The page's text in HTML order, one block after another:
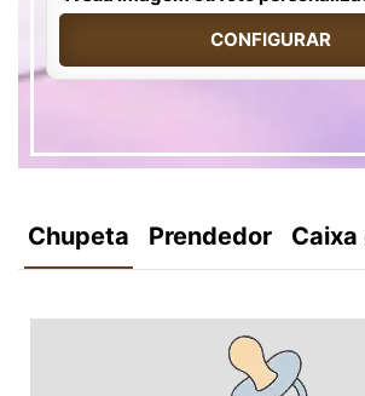
CONFIGURAR
Chupeta Prendedor